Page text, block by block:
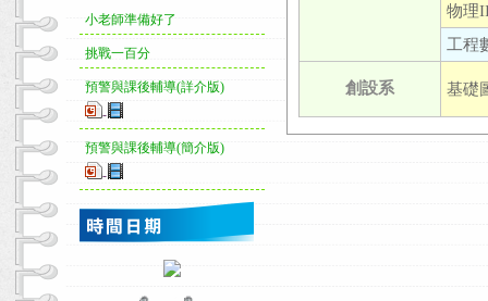
小老師準備好了
挑戰一百分
預警與課後輔導(詳介版)
-
預警與課後輔導(簡介版)
-
物理
工程
創設系 基礎